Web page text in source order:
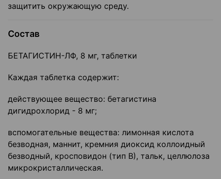
защитить окружающую среду.
Состав
БЕТАГИСТИН-ЛФ, 8 мг, таблетки
Каждая таблетка содержит:
действующее вещество: бетагистина
дигидрохлорид - 8 мг;
вспомогательные вещества: лимонная кислота
безводная, маннит, кремния диоксид коллоидный
безводный, кросповидон (тип В), тальк, целлюлоза
микрокристаллическая.